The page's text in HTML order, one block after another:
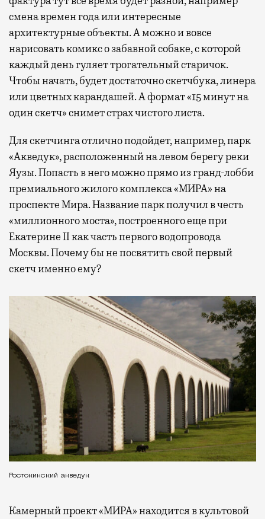
смена времен года или интересные
архитектурные объекты. А можно и вовсе
нарисовать комикс о забавной собаке, с которой
каждый день гуляет трогательный старичок.
Чтобы начать, будет достаточно скетчбука, линера
или цветных карандашей. А формат «15 минут на
один скетч» снимет страх чистого листа.
Для скетчинга отлично подойдет, например, парк
«Акведук», расположенный на левом берегу реки
Яузы. Попасть в него можно прямо из гранд-лобби
премиального жилого комплекса «МИРА» на
проспекте Мира. Название парк получил в честь
«миллионного моста», построенного еще при
Екатерине II как часть первого водопровода
Москвы. Почему бы не посвятить свой первый
скетч именно ему?
Ростокинский акведук
Камерный проект «МИРА» находится в культовой